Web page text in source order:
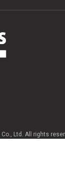
Ltd. All rights